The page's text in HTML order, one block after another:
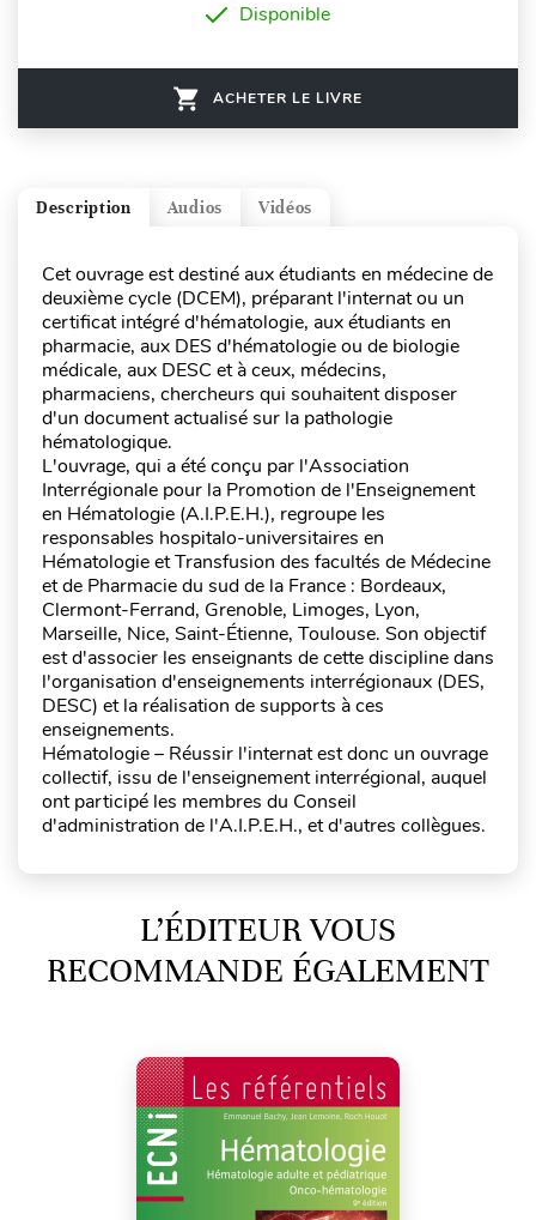
Disponible
ACHETER LE LIVRE
Vidéos
Audios
Description
Cet ouvrage est destiné aux étudiants en médecine de
deuxième cycle (DCEM), préparant l'internat ou un
certificat intégré d'hématologie, aux étudiants en
pharmacie, aux DES d'hématologie ou de biologie
médicale, aux DESC et à ceux, médecins,
pharmaciens, chercheurs qui souhaitent disposer
d'un document actualisé sur la pathologie
hématologique.
L'ouvrage, qui a été conçu par l'Association
Interrégionale pour la Promotion de l'Enseignement
en Hématologie (A.I.P.E.H.), regroupe les
responsables hospitalo-universitaires en
Hématologie et Transfusion des facultés de Médecine
et de Pharmacie du sud de la France : Bordeaux,
Clermont-Ferrand, Grenoble, Limoges, Lyon,
Marseille, Nice, Saint-Étienne, Toulouse. Son objectif
est d'associer les enseignants de cette discipline dans
l'organisation d'enseignements interrégionaux (DES,
DESC) et la réalisation de supports à ces
enseignements.
Hématologie – Réussir l'internat est donc un ouvrage
collectif, issu de l'enseignement interrégional, auquel
ont participé les membres du Conseil
d'administration de l'A.I.P.E.H., et d'autres collègues.
L’ÉDITEUR VOUS
RECOMMANDE ÉGALEMENT